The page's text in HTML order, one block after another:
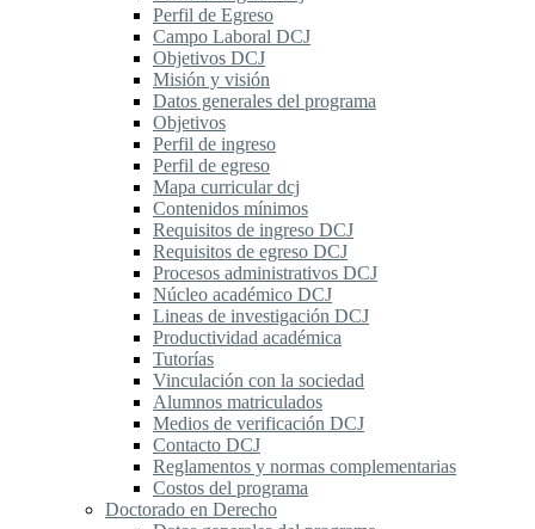
Perfil de Egreso
Campo Laboral DCJ
Objetivos DCJ
Misión y visión
Datos generales del programa
Objetivos
Perfil de ingreso
Perfil de egreso
Mapa curricular dcj
Contenidos mínimos
Requisitos de ingreso DCJ
Requisitos de egreso DCJ
Procesos administrativos DCJ
Núcleo académico DCJ
Lineas de investigación DCJ
Productividad académica
Tutorías
Vinculación con la sociedad
Alumnos matriculados
Medios de verificación DCJ
Contacto DCJ
Reglamentos y normas complementarias
Costos del programa
Doctorado en Derecho